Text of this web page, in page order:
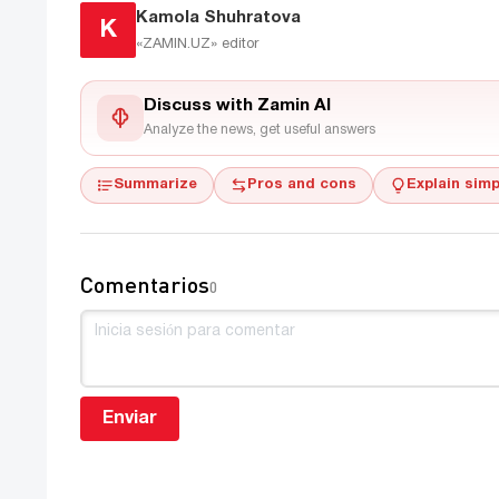
K
Kamola Shuhratova
«ZAMIN.UZ» editor
Discuss with Zamin AI
Analyze the news, get useful answers
Summarize Pros and cons Explain
Comentarios0
Enviar